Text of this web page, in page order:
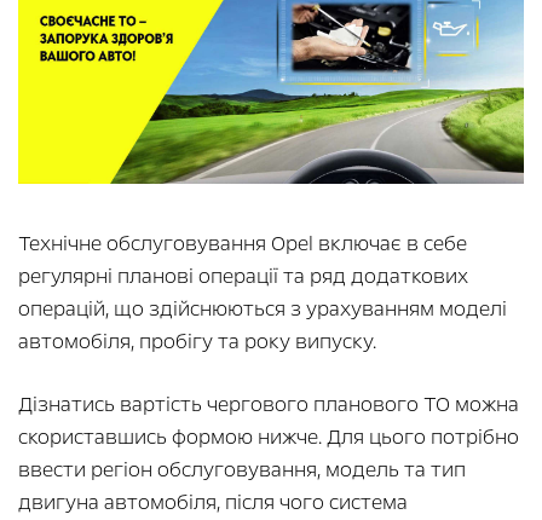
Технічне обслуговування Opel включає в себе
регулярні планові операції та ряд додаткових
операцій, що здійснюються з урахуванням моделі
автомобіля, пробігу та року випуску.
Дізнатись вартість чергового планового ТО можна
скориставшись формою нижче. Для цього потрібно
ввести регіон обслуговування, модель та тип
двигуна автомобіля, після чого система